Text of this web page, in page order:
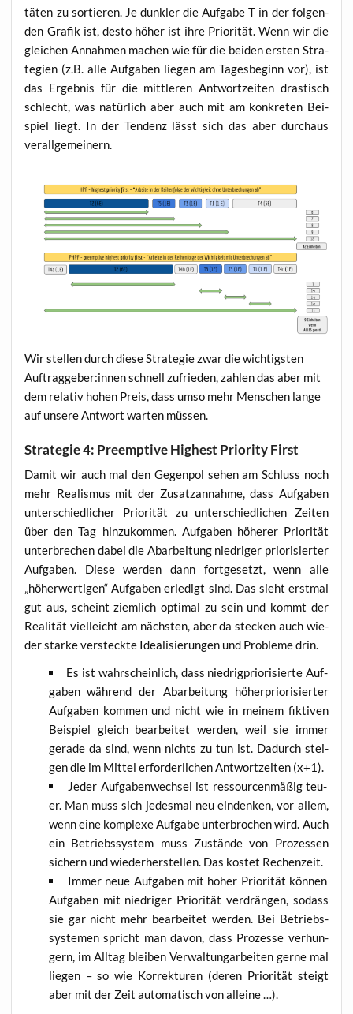
tä­ten zu sor­tie­ren. Je dunk­ler die Auf­ga­be T in der fol­gen­
den Gra­fik ist, des­to höher ist ihre Prio­ri­tät. Wenn wir die
glei­chen Annah­men machen wie für die bei­den ers­ten Stra­
te­gien (z.B. alle Auf­ga­ben lie­gen am Tages­be­ginn vor), ist
das Ergeb­nis für die mitt­le­ren Ant­wort­zei­ten dras­tisch
schlecht, was natür­lich aber auch mit am kon­kre­ten Bei­
spiel liegt. In der Ten­denz lässt sich das aber durch­aus
verallgemeinern.
Wir stel­len durch die­se Stra­te­gie zwar die wich­tigs­ten
Auftraggeber:innen schnell zufrie­den, zah­len das aber mit
dem rela­tiv hohen Preis, dass umso mehr Men­schen lan­ge
auf unse­re Ant­wort war­ten müssen.
Strategie 4: Preemptive Highest Priority First
Damit wir auch mal den Gegen­pol sehen am Schluss noch
mehr Rea­lis­mus mit der Zusatz­an­nah­me, dass Auf­ga­ben
unter­schied­li­cher Prio­ri­tät zu unter­schied­li­chen Zei­ten
über den Tag hin­zu­kom­men. Auf­ga­ben höhe­rer Prio­ri­tät
unter­bre­chen dabei die Abar­bei­tung nied­ri­ger prio­ri­sier­ter
Auf­ga­ben. Die­se wer­den dann fort­ge­setzt, wenn alle
„höher­wer­ti­gen“ Auf­ga­ben erle­digt sind. Das sieht erst­mal
gut aus, scheint ziem­lich opti­mal zu sein und kommt der
Rea­li­tät viel­leicht am nächs­ten, aber da ste­cken auch wie­
der star­ke ver­steck­te Idea­li­sie­run­gen und Pro­ble­me drin.
Es ist wahr­schein­lich, dass nied­rig­prio­ri­sier­te Auf­
ga­ben wäh­rend der Abar­bei­tung höher­prio­ri­sier­ter
Auf­ga­ben kom­men und nicht wie in mei­nem fik­ti­ven
Bei­spiel gleich bear­bei­tet wer­den, weil sie immer
gera­de da sind, wenn nichts zu tun ist. Dadurch stei­
gen die im Mit­tel erfor­der­li­chen Ant­wort­zei­ten (x+1).
Jeder Auf­ga­ben­wech­sel ist res­sour­cen­mä­ßig teu­
er. Man muss sich jedes­mal neu ein­den­ken, vor allem,
wenn eine kom­ple­xe Auf­ga­be unter­bro­chen wird. Auch
ein Betriebs­sys­tem muss Zustän­de von Pro­zes­sen
sichern und wie­der­her­stel­len. Das kos­tet Rechenzeit.
Immer neue Auf­ga­ben mit hoher Prio­ri­tät kön­nen
Auf­ga­ben mit nied­ri­ger Prio­ri­tät ver­drän­gen, sodass
sie gar nicht mehr bear­bei­tet wer­den. Bei Betriebs­
sys­te­men spricht man davon, dass Pro­zes­se ver­hun­
gern, im All­tag blei­ben Ver­walt­un­g­ar­bei­ten ger­ne mal
lie­gen – so wie Kor­rek­tu­ren (deren Prio­ri­tät steigt
aber mit der Zeit auto­ma­tisch von alleine …).